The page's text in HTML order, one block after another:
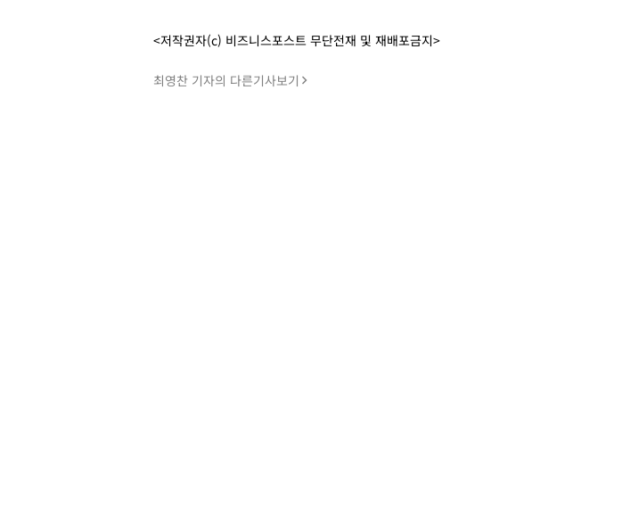
<저작권자(c) 비즈니스포스트 무단전재 및 재배포금지>
최영찬 기자의 다른기사보기